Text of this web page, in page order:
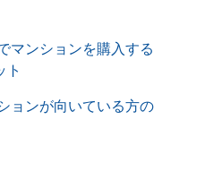
マンションを購入する
ト
ョンが向いている方の